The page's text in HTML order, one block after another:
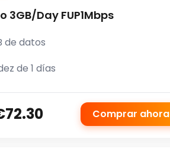
3GB/Day FUP1Mbps
de datos
de 1 días
Comprar ahora